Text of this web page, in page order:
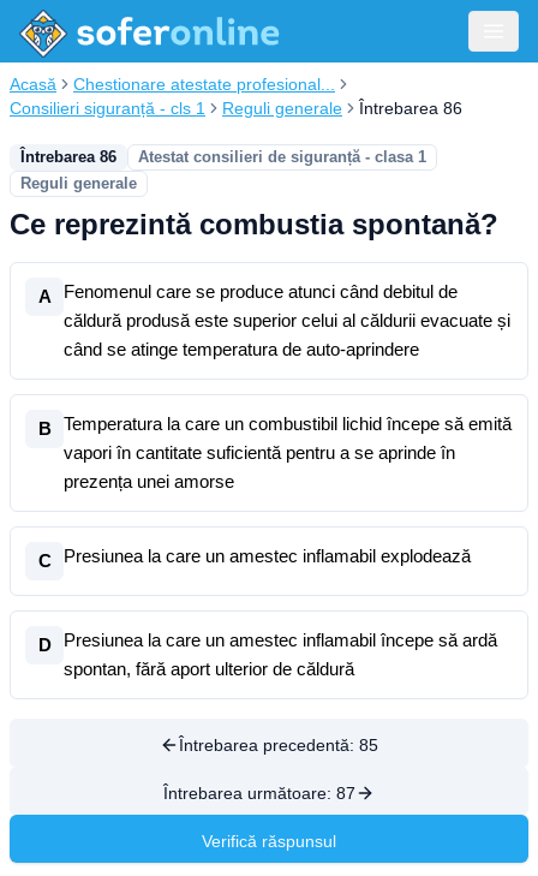
Acasă
Chestionare atestate profesional...
Consilieri siguranță - cls 1
Reguli generale Întrebarea 86
Întrebarea 86
Atestat consilieri de siguranță - clasa 1
Reguli generale
Ce reprezintă combustia spontană?
A
Fenomenul care se produce atunci când debitul de
căldură produsă este superior celui al căldurii evacuate și
când se atinge temperatura de auto-aprindere
B
Temperatura la care un combustibil lichid începe să emită
vapori în cantitate suficientă pentru a se aprinde în
prezența unei amorse
C Presiunea la care un amestec inflamabil explodează
D
Presiunea la care un amestec inflamabil începe să ardă
spontan, fără aport ulterior de căldură
Întrebarea precedentă: 85
Întrebarea următoare: 87
Verifică răspunsul